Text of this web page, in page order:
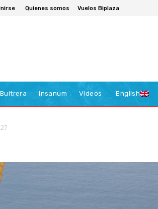
Quienes somos Vuelos Biplaza
Insanum Vídeos English